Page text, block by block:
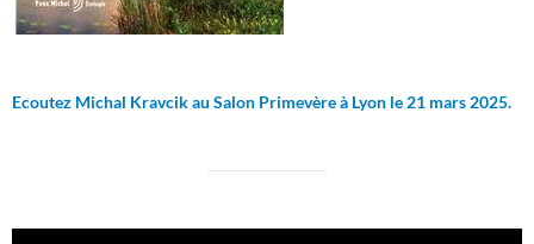
Ecoutez Michal Kravcik au Salon Primevère à Lyon le 21 mars 2025.